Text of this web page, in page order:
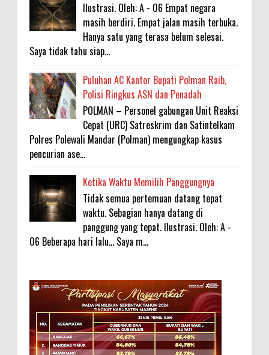
Ilustrasi. Oleh: A - 06 Empat negara
masih berdiri. Empat jalan masih terbuka.
Hanya satu yang terasa belum selesai.
Saya tidak tahu siap...
Puluhan AC Kantor Bupati Polman Raib,
Polisi Ringkus ASN dan Penadah
POLMAN – Personel gabungan Unit Reaksi
Cepat (URC) Satreskrim dan Satintelkam
Polres Polewali Mandar (Polman) mengungkap kasus
pencurian ase...
Ketika Waktu Memilih Panggungnya
Tidak semua pertemuan datang tepat
waktu. Sebagian hanya datang di
panggung yang tepat. Ilustrasi. Oleh: A -
06 Beberapa hari lalu... Saya m...